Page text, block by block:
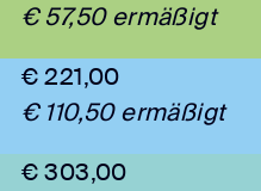
€ 57,50 ermäßigt
€ 221,00
€ 110,50 ermäßigt
€ 303,00